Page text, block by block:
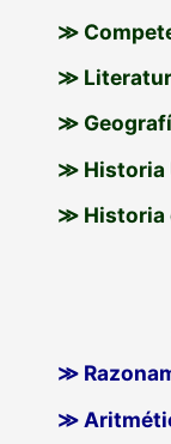
≫
≫
≫
≫ Historia
≫ Historia
≫
≫